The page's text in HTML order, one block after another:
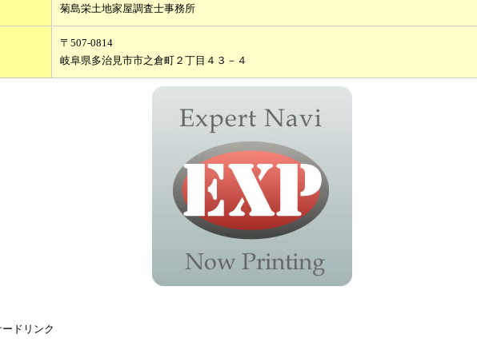
菊島栄土地家屋調査士事務所
〒507-0814
岐阜県多治見市市之倉町２丁目４３－４
ドリンク